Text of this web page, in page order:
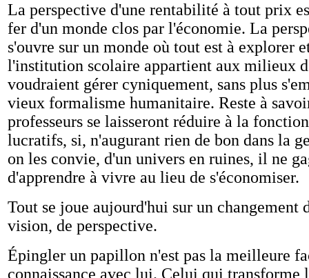
La perspective d'une rentabilité à tout prix
fer d'un monde clos par l'économie. La
s'ouvre sur un monde où tout est à explorer
l'institution scolaire appartient aux milieux
voudraient gérer cyniquement, sans plus
vieux formalisme humanitaire. Reste à
professeurs se laisseront réduire à la
lucratifs, si, n'augurant rien de bon dans la
on les convie, d'un univers en ruines, il ne
d'apprendre à vivre au lieu de s'économiser.
Tout se joue aujourd'hui sur un changement
vision, de perspective.
Épingler un papillon n'est pas la meilleure
connaissance avec lui. Celui qui transforme